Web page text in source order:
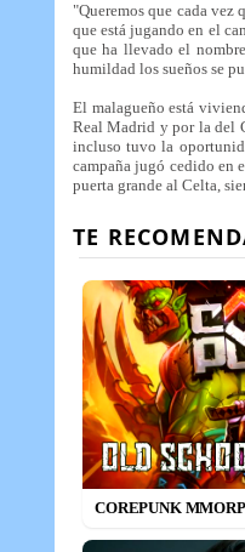
"Queremos que cada vez
que está jugando en el
que ha llevado el
humildad los sueños se
El malagueño está
Real Madrid y por la del
incluso tuvo la
campaña jugó cedido en
puerta grande al Celta,
COREPUNK